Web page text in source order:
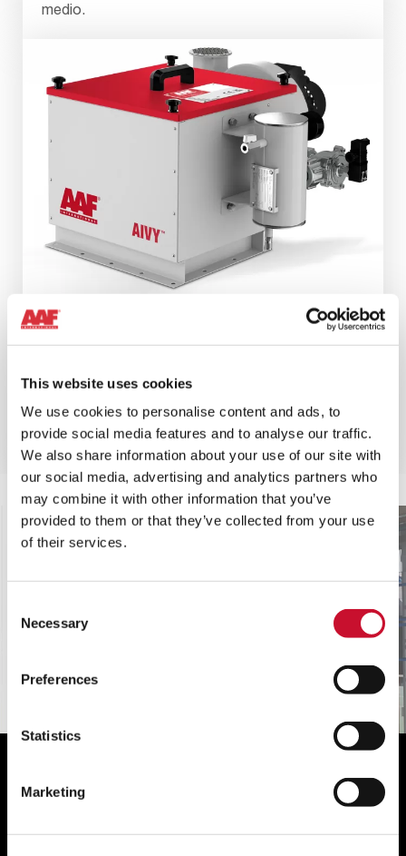
This website uses cookies
We use cookies to personalise content and ads, to
provide social media features and to analyse our traffic.
We also share information about your use of our site with
our social media, advertising and analytics partners who
may combine it with other information that you’ve
provided to them or that they’ve collected from your use
of their services.
Selection
Necessary
Preferences
Statistics
Marketing
medio.
AIVY MINIPULSE
Un equipo pequeño para bajos caudales y
Asociación para la fabricación de